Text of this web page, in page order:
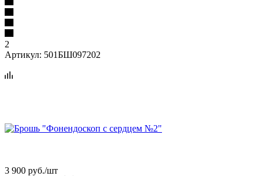
2
Артикул: 501БШ097202
3 900 руб./шт